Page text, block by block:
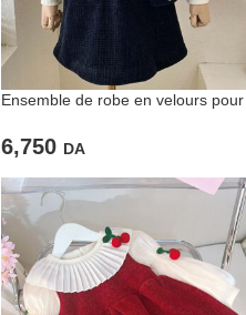
Ensemble de robe en velours pour
6,750 DA